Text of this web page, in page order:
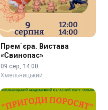
Прем`єра. Вистава
«Свинопас»
09 сер, 14:00
Хмельницький …